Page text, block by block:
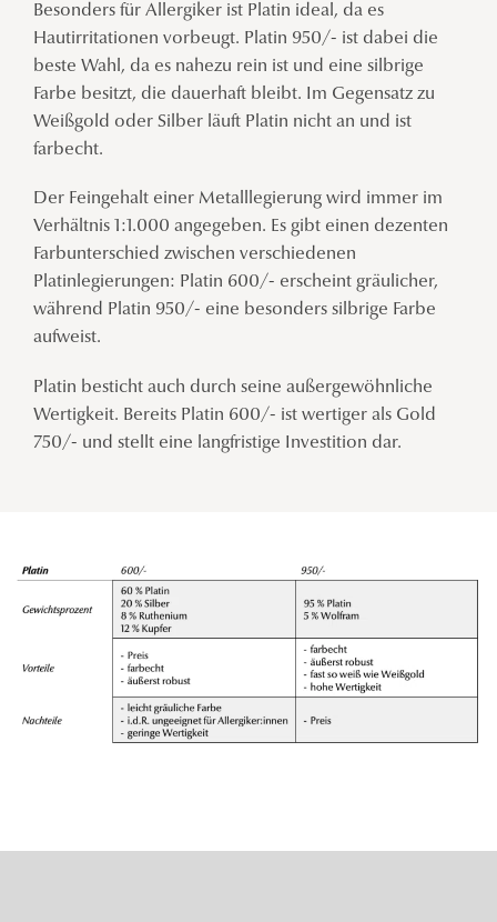
Besonders für Allergiker ist Platin ideal, da es
Hautirritationen vorbeugt. Platin 950/- ist dabei die
beste Wahl, da es nahezu rein ist und eine silbrige
Farbe besitzt, die dauerhaft bleibt. Im Gegensatz zu
Weißgold oder Silber läuft Platin nicht an und ist
farbecht.
Der Feingehalt einer Metalllegierung wird immer im
Verhältnis 1:1.000 angegeben. Es gibt einen dezenten
Farbunterschied zwischen verschiedenen
Platinlegierungen: Platin 600/- erscheint gräulicher,
während Platin 950/- eine besonders silbrige Farbe
aufweist.
Platin besticht auch durch seine außergewöhnliche
Wertigkeit. Bereits Platin 600/- ist wertiger als Gold
750/- und stellt eine langfristige Investition dar.